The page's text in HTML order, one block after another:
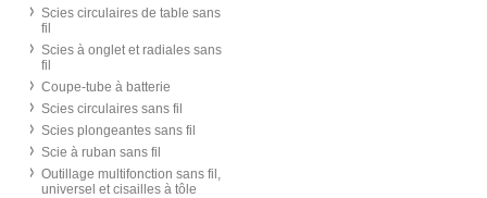
Scies circulaires de table sans
fil
Scies à onglet et radiales sans
fil
Coupe-tube à batterie
Scies circulaires sans fil
Scies plongeantes sans fil
Scie à ruban sans fil
Outillage multifonction sans fil,
universel et cisailles à tôle